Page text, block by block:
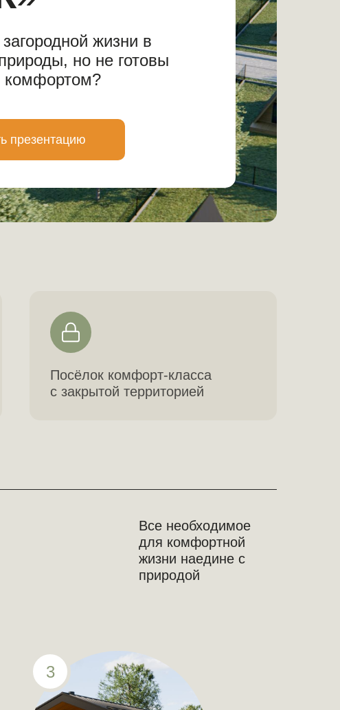
жизни в
но не готовы
комфортом?
презентацию
Посёлок комфорт-класса
с закрытой территорией
Все необходимое
для комфортной
жизни наедине с
природой
3